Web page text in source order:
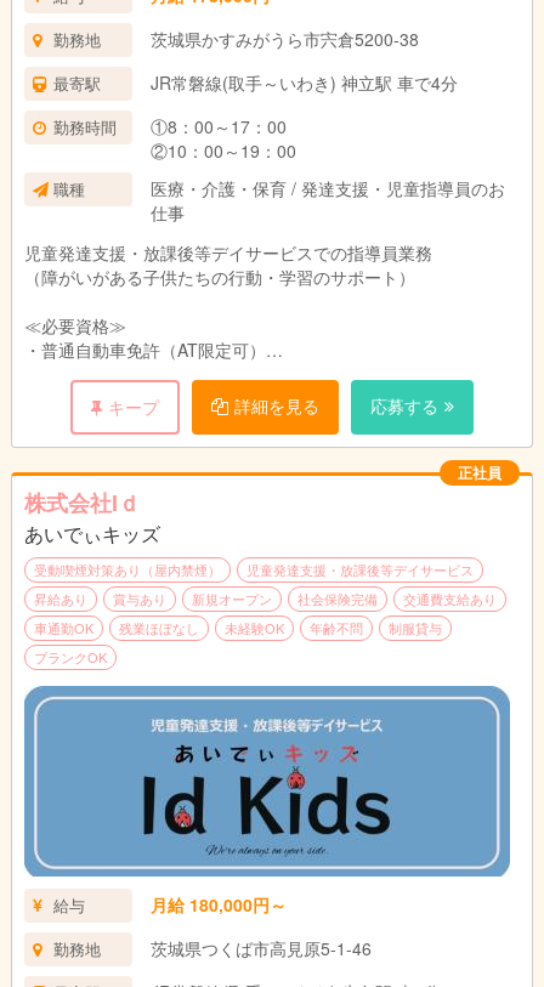
勤務地 茨城県かすみがうら市宍倉5200-38
最寄駅 JR常磐線(取手～いわき) 神立駅 車で4分
勤務時間
①8：00～17：00
②10：00～19：00
職種
医療・介護・保育 / 発達支援・児童指導員のお
仕事
児童発達支援・放課後等デイサービスでの指導員業務
（障がいがある子供たちの行動・学習のサポート）
≪必要資格≫
・普通自動車免許（AT限定可）
キープ
詳細を見る 応募する
正社員
株式会社Iｄ
あいでぃキッズ
受動喫煙対策あり（屋内禁煙）
児童発達支援・放課後等デイサービス
昇給あり
賞与あり 新規オープン 社会保険完備
交通費支給あり
車通勤OK
残業ほぼなし 未経験OK 年齢不問
制服貸与
ブランクOK
給与 月給 180,000円～
勤務地 茨城県つくば市高見原5-1-46